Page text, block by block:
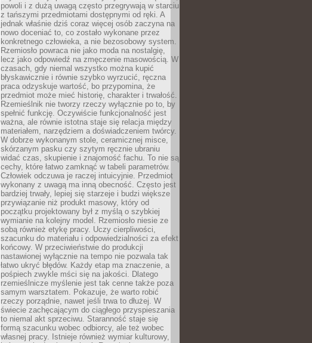
powoli i z dużą uwagą często przegrywają w starciu
z tańszymi przedmiotami dostępnymi od ręki. A
jednak właśnie dziś coraz więcej osób zaczyna na
nowo doceniać to, co zostało wykonane przez
konkretnego człowieka, a nie bezosobowy system.
Rzemiosło powraca nie jako moda na nostalgię,
lecz jako odpowiedź na zmęczenie masowością. W
czasach, gdy niemal wszystko można kupić
błyskawicznie i równie szybko wyrzucić, ręczna
praca odzyskuje wartość, bo przypomina, że
przedmiot może mieć historię, charakter i trwałość.
Rzemieślnik nie tworzy rzeczy wyłącznie po to, by
spełnić funkcję. Oczywiście funkcjonalność jest
ważna, ale równie istotna staje się relacja między
materiałem, narzędziem a doświadczeniem twórcy.
W dobrze wykonanym stole, ceramicznej misce,
skórzanym pasku czy szytym ręcznie ubraniu
widać czas, skupienie i znajomość fachu. To nie są
cechy, które łatwo zamknąć w tabeli parametrów.
Człowiek odczuwa je raczej intuicyjnie. Przedmiot
wykonany z uwagą ma inną obecność. Często jest
bardziej trwały, lepiej się starzeje i budzi większe
przywiązanie niż produkt masowy, który od
początku projektowany był z myślą o szybkiej
wymianie na kolejny model. Rzemiosło niesie ze
sobą również etykę pracy. Uczy cierpliwości,
szacunku do materiału i odpowiedzialności za efekt
końcowy. W przeciwieństwie do produkcji
nastawionej wyłącznie na tempo nie pozwala tak
łatwo ukryć błędów. Każdy etap ma znaczenie, a
pośpiech zwykle mści się na jakości. Dlatego
rzemieślnicze myślenie jest tak cenne także poza
samym warsztatem. Pokazuje, że warto robić
rzeczy porządnie, nawet jeśli trwa to dłużej. W
świecie zachęcającym do ciągłego przyspieszania
to niemal akt sprzeciwu. Staranność staje się
formą szacunku wobec odbiorcy, ale też wobec
własnej pracy. Istnieje również wymiar kulturowy,